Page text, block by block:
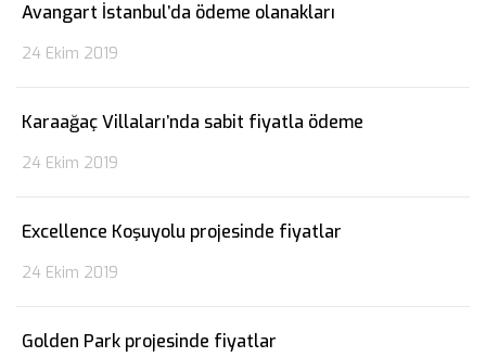
Avangart İstanbul’da ödeme olanakları
24 Ekim 2019
Karaağaç Villaları’nda sabit fiyatla ödeme
24 Ekim 2019
Excellence Koşuyolu projesinde fiyatlar
24 Ekim 2019
Golden Park projesinde fiyatlar